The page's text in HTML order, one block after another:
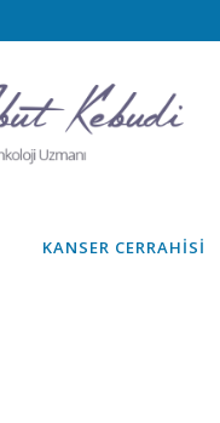
KANSER CERRAHISI